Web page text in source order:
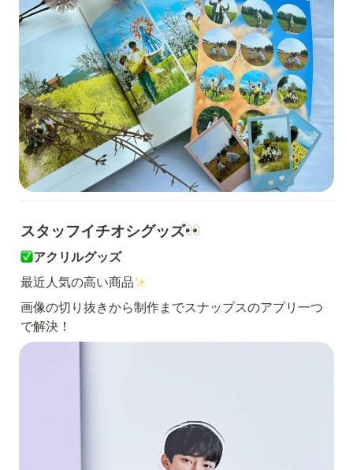
スタッフイチオシグッズ
アクリルグッズ
最近人気の高い商品
画像の切り抜きから制作までスナップスのアプリ一つ
で解決！